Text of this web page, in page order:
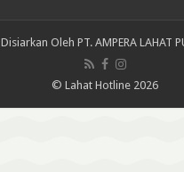
Disiarkan Oleh PT. AMPERA LAHAT
© Lahat Hotline 2026